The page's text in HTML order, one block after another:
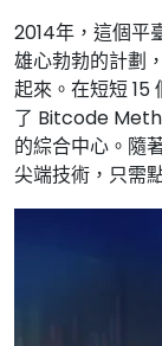
2014年，這個平
雄心勃勃的計劃
起來。在短短 15
了 Bitcode
的綜合中心。隨
尖端技術，只需